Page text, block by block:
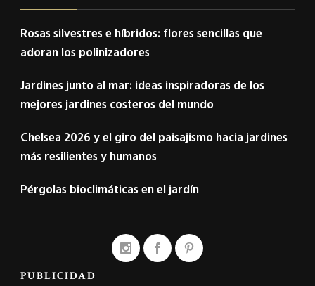
Rosas silvestres e híbridos: flores sencillas que
adoran los polinizadores
Jardines junto al mar: ideas inspiradoras de los
mejores jardines costeros del mundo
Chelsea 2026 y el giro del paisajismo hacia jardines
más resilientes y humanos
Pérgolas bioclimáticas en el jardín
PUBLICIDAD